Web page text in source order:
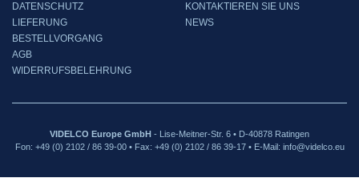
DATENSCHUTZ
LIEFERUNG
BESTELLVORGANG
AGB
WIDERRUFSBELEHRUNG
KONTAKTIEREN SIE UNS
NEWS
VIDELCO Europe GmbH - Lise-Meitner-Str. 6 • D-40878 Ratingen
Fon: +49 (0) 2102 / 86 39-00 • Fax: +49 (0) 2102 / 86 39-17 • E-Mail: info@videlco.eu